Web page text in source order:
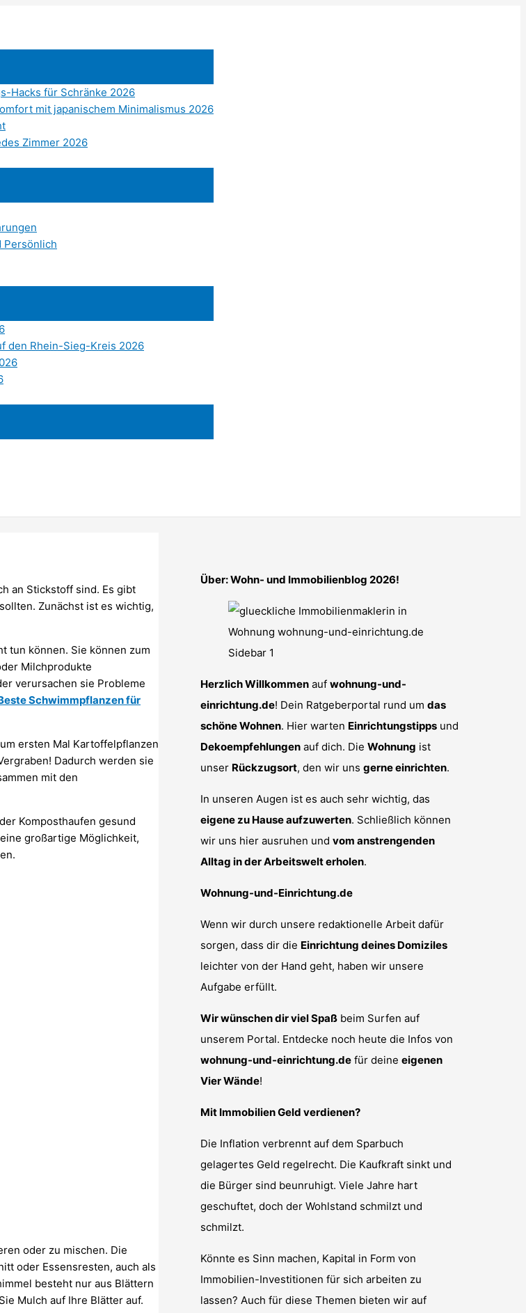
Hacks für Schränke 2026
mit japanischem Minimalismus 2026
Zimmer 2026
Persönlich
den Rhein-Sieg-Kreis 2026
an Stickstoff sind. Es gibt
Zunächst ist es wichtig,
tun können. Sie können zum
Milchprodukte
verursachen sie Probleme
Schwimmpflanzen für
ersten Mal Kartoffelpflanzen
Dadurch werden sie
mit den
Komposthaufen gesund
großartige Möglichkeit,
oder zu mischen. Die
oder Essensresten, auch als
besteht nur aus Blättern
Mulch auf Ihre Blätter auf.
Über: Wohn- und Immobilienblog 2026!
Herzlich Willkommen auf wohnung-und-
einrichtung.de! Dein Ratgeberportal rund um das
schöne Wohnen. Hier warten Einrichtungstipps und
Dekoempfehlungen auf dich. Die Wohnung ist
unser Rückzugsort, den wir uns gerne einrichten.
In unseren Augen ist es auch sehr wichtig, das
eigene zu Hause aufzuwerten. Schließlich können
wir uns hier ausruhen und vom anstrengenden
Alltag in der Arbeitswelt erholen.
Wohnung-und-Einrichtung.de
Wenn wir durch unsere redaktionelle Arbeit dafür
sorgen, dass dir die Einrichtung deines Domiziles
leichter von der Hand geht, haben wir unsere
Aufgabe erfüllt.
Wir wünschen dir viel Spaß beim Surfen auf
unserem Portal. Entdecke noch heute die Infos von
wohnung-und-einrichtung.de für deine eigenen
Vier Wände!
Mit Immobilien Geld verdienen?
Die Inflation verbrennt auf dem Sparbuch
gelagertes Geld regelrecht. Die Kaufkraft sinkt und
die Bürger sind beunruhigt. Viele Jahre hart
geschuftet, doch der Wohlstand schmilzt und
schmilzt.
Könnte es Sinn machen, Kapital in Form von
Immobilien-Investitionen für sich arbeiten zu
lassen? Auch für diese Themen bieten wir auf